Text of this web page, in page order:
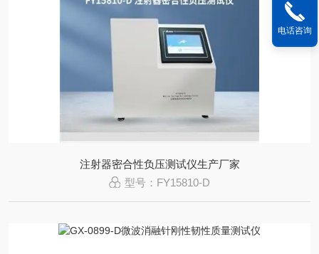
注射器密合性负压测试仪生产厂家
型号：FY15810-D
电话咨询